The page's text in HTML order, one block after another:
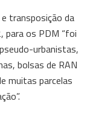
transposição da
para os PDM “foi
urbanistas,
bolsas de RAN
muitas parcelas